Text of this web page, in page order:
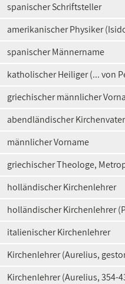
spanischer Schriftsteller
amerikanischer Physiker
spanischer Männername
katholischer Heiliger (... von
griechischer männlicher
abendländischer Kirchenvater
männlicher Vorname
griechischer Theologe,
holländischer Kirchenlehrer
holländischer Kirchenlehrer
italienischer Kirchenlehrer
Kirchenlehrer (Aurelius,
Kirchenlehrer (Aurelius, 354-